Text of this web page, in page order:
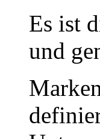
Es ist
und